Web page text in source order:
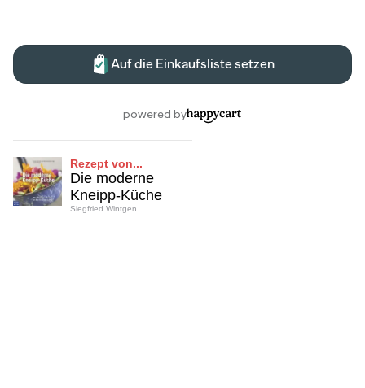
Rezept von...
Die moderne
Kneipp-Küche
Siegfried Wintgen